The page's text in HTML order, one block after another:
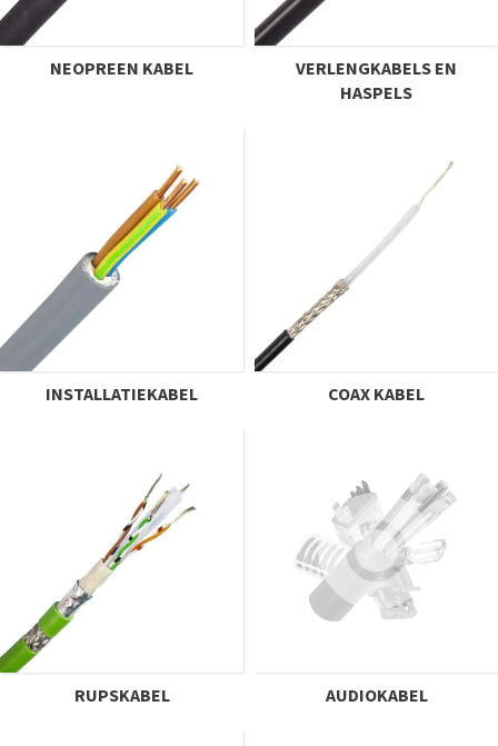
NEOPREEN KABEL
VERLENGKABELS EN
HASPELS
INSTALLATIEKABEL COAX KABEL
RUPSKABEL AUDIOKABEL